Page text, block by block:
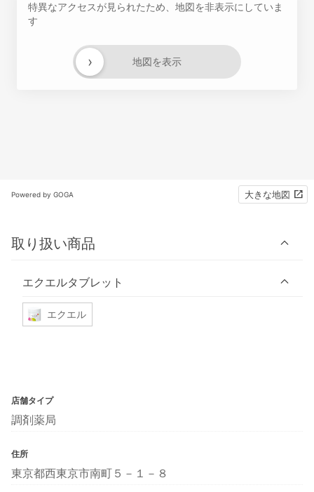
特異なアクセスが見られたため、地図を非表示にしていま
す
地図を表示
›
Powered by GOGA 大きな地図
取り扱い商品
エクエルタブレット
エクエル
店舗タイプ
調剤薬局
住所
東京都西東京市南町５－１－８